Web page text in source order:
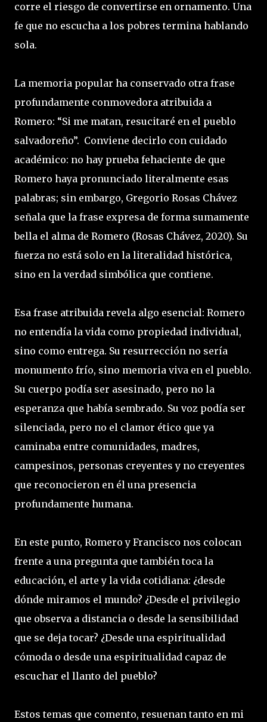
corre el riesgo de convertirse en ornamento. Una
fe que no escucha a los pobres termina hablando
sola.
La memoria popular ha conservado otra frase
profundamente conmovedora atribuida a
Romero: “Si me matan, resucitaré en el pueblo
salvadoreño”. Conviene decirlo con cuidado
académico: no hay prueba fehaciente de que
Romero haya pronunciado literalmente esas
palabras; sin embargo, Gregorio Rosas Chávez
señala que la frase expresa de forma sumamente
bella el alma de Romero (Rosas Chávez, 2020). Su
fuerza no está solo en la literalidad histórica,
sino en la verdad simbólica que contiene.
Esa frase atribuida revela algo esencial: Romero
no entendía la vida como propiedad individual,
sino como entrega. Su resurrección no sería
monumento frío, sino memoria viva en el pueblo.
Su cuerpo podía ser asesinado, pero no la
esperanza que había sembrado. Su voz podía ser
silenciada, pero no el clamor ético que ya
caminaba entre comunidades, madres,
campesinos, personas creyentes y no creyentes
que reconocieron en él una presencia
profundamente humana.
En este punto, Romero y Francisco nos colocan
frente a una pregunta que también toca la
educación, el arte y la vida cotidiana: ¿desde
dónde miramos el mundo? ¿Desde el privilegio
que observa a distancia o desde la sensibilidad
que se deja tocar? ¿Desde una espiritualidad
cómoda o desde una espiritualidad capaz de
escuchar el llanto del pueblo?
Estos temas que comento, resuenan tanto en mi